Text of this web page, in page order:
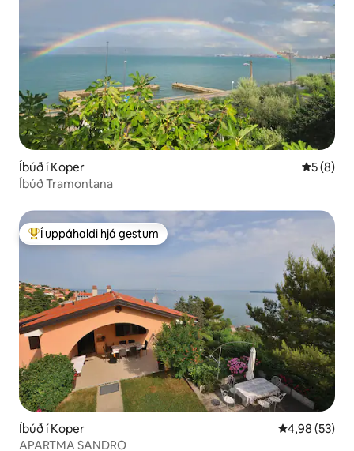
Íbúð í Koper 5 af 5 í
5 (8)
Íbúð Tramontana
Í mestu uppáhaldi hjá gestum
Í uppáhaldi hjá gestum
Íbúð í Koper 4,98 af 5 í
4,98 (53)
APARTMA SANDRO